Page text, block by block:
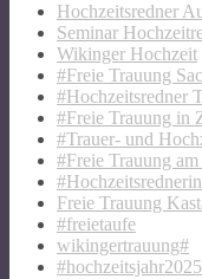
Hochzeitsredner
Seminar
Wikinger Hochzeit
#Freie Trauung
#Hochzeitsredner
#Freie Trauung in
#Trauer- und
#Freie Trauung am
Freie Trauung
#freietaufe
wikingertrauung#
#hochzeitsjahr2025